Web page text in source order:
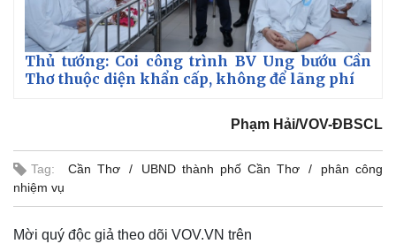
Pháp luật
Tin nóng
Việt Nam
Thủ tướng: Coi công trình BV Ung bướu Cần
Thơ thuộc diện khẩn cấp, không để lãng phí
Phạm Hải/VOV-ĐBSCL
Tag: Cần Thơ UBND thành phố Cần Thơ
phân công
nhiệm vụ
Mời quý độc giả theo dõi VOV.VN trên